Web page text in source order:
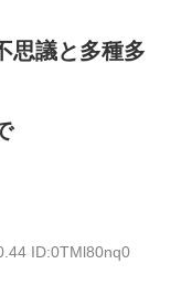
思議と多種多
ID:0TMl80nq0